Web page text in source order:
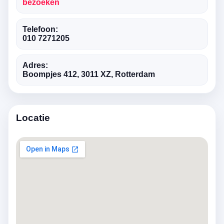
bezoeken
Telefoon:
010 7271205
Adres:
Boompjes 412, 3011 XZ, Rotterdam
Locatie